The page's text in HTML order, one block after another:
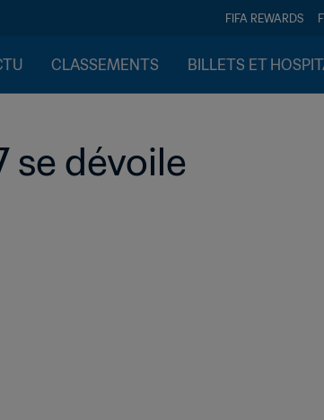
FIFA REWARDS
CLASSEMENTS BILLETS ET
se dévoile